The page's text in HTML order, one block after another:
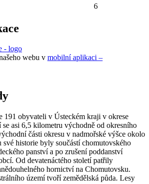
6
webu v mobilní aplikaci –
191 obyvateli v Ústeckém kraji v okrese
asi 6,5 kilometru východně od okresního
části okresu v nadmořské výšce okolo
své historie byly součástí chomutovského
panství a po zrušení poddanství
Od devatenáctého století patřily
hornictví na Chomutovsku.
území tvoří zemědělská půda. Lesy